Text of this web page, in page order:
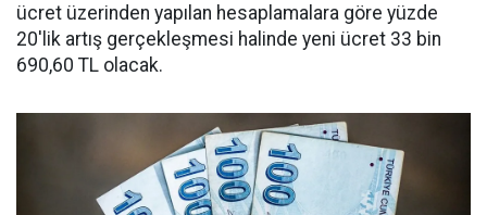
ücret üzerinden yapılan hesaplamalara göre yüzde
20'lik artış gerçekleşmesi halinde yeni ücret 33 bin
690,60 TL olacak.